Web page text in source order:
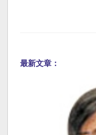
最新文章：